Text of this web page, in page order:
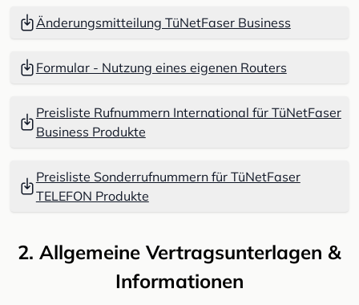
Änderungsmitteilung TüNetFaser Business
Formular - Nutzung eines eigenen Routers
Preisliste Rufnummern International für TüNetFaser
Business Produkte
Preisliste Sonderrufnummern für TüNetFaser
TELEFON Produkte
2. Allgemeine Vertragsunterlagen &
Informationen